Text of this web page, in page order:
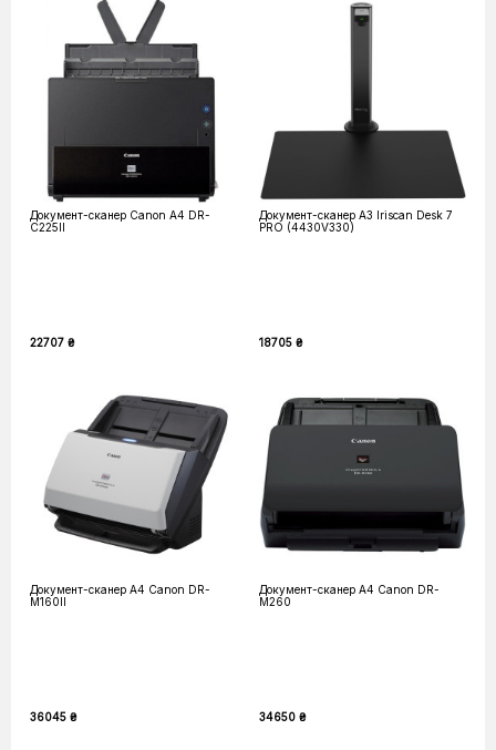
Документ-сканер Canon А4 DR-
C225II
22707 ₴
Документ-сканер А3 Iriscan Desk 7
PRO (4430V330)
18705 ₴
Документ-сканер А4 Canon DR-
M160II
36045 ₴
Документ-сканер А4 Canon DR-
M260
34650 ₴